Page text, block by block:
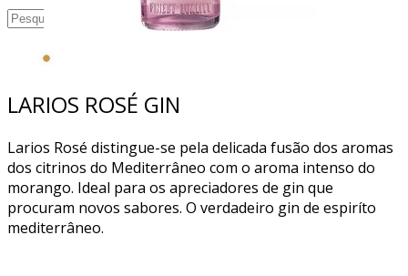
LARIOS ROSÉ GIN
Larios Rosé distingue-se pela delicada fusão dos aromas
dos citrinos do Mediterrâneo com o aroma intenso do
morango. Ideal para os apreciadores de gin que
procuram novos sabores. O verdadeiro gin de espiríto
mediterrâneo.